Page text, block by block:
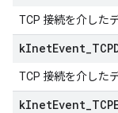
TCP 接続を介した
kInetEvent
TCP 接続を介した
kInetEvent